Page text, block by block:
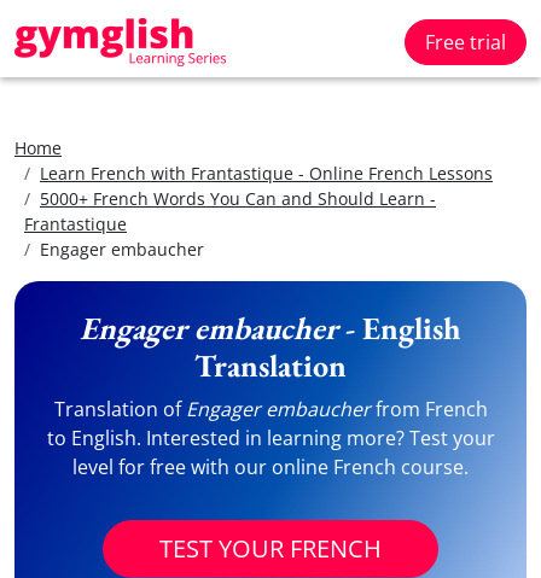
Free trial
Home
Learn French with Frantastique - Online French Lessons
5000+ French Words You Can and Should Learn -
Frantastique
Engager embaucher
Engager embaucher- English
Translation
Translation ofEngager embaucherfrom French
to English. Interested in learning more? Test your
level for free with our online French course.
TEST YOUR FRENCH